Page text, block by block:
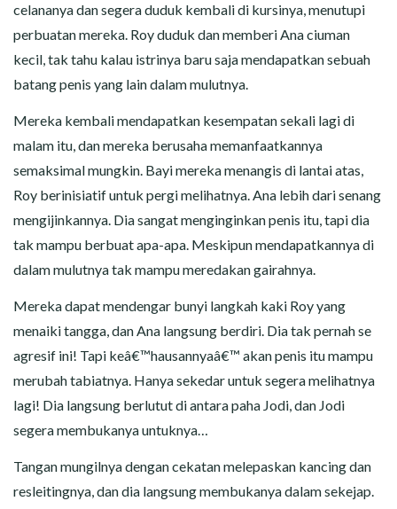
celananya dan segera duduk kembali di kursinya, menutupi
perbuatan mereka. Roy duduk dan memberi Ana ciuman
kecil, tak tahu kalau istrinya baru saja mendapatkan sebuah
batang penis yang lain dalam mulutnya.
Mereka kembali mendapatkan kesempatan sekali lagi di
malam itu, dan mereka berusaha memanfaatkannya
semaksimal mungkin. Bayi mereka menangis di lantai atas,
Roy berinisiatif untuk pergi melihatnya. Ana lebih dari senang
mengijinkannya. Dia sangat menginginkan penis itu, tapi dia
tak mampu berbuat apa-apa. Meskipun mendapatkannya di
dalam mulutnya tak mampu meredakan gairahnya.
Mereka dapat mendengar bunyi langkah kaki Roy yang
menaiki tangga, dan Ana langsung berdiri. Dia tak pernah se
agresif ini! Tapi keâ€™hausannyaâ€™ akan penis itu mampu
merubah tabiatnya. Hanya sekedar untuk segera melihatnya
lagi! Dia langsung berlutut di antara paha Jodi, dan Jodi
segera membukanya untuknya…
Tangan mungilnya dengan cekatan melepaskan kancing dan
resleitingnya, dan dia langsung membukanya dalam sekejap.